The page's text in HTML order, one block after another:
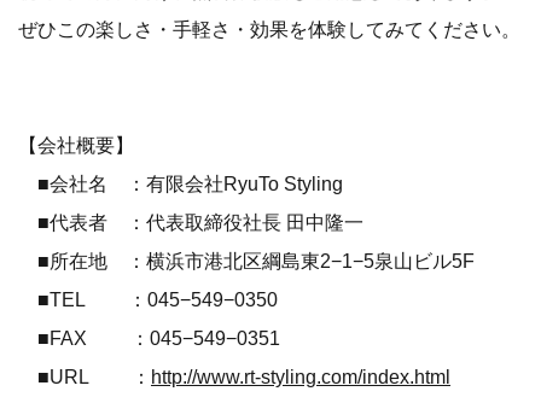
ぜひこの楽しさ・手軽さ・効果を体験してみてください。
【会社概要】
■会社名 ：有限会社RyuTo Styling
■代表者 ：代表取締役社長 田中隆一
■所在地 ：横浜市港北区綱島東2−1−5泉山ビル5F
■TEL ：045−549−0350
■FAX ：045−549−0351
■URL ： http://www.rt-styling.com/index.html